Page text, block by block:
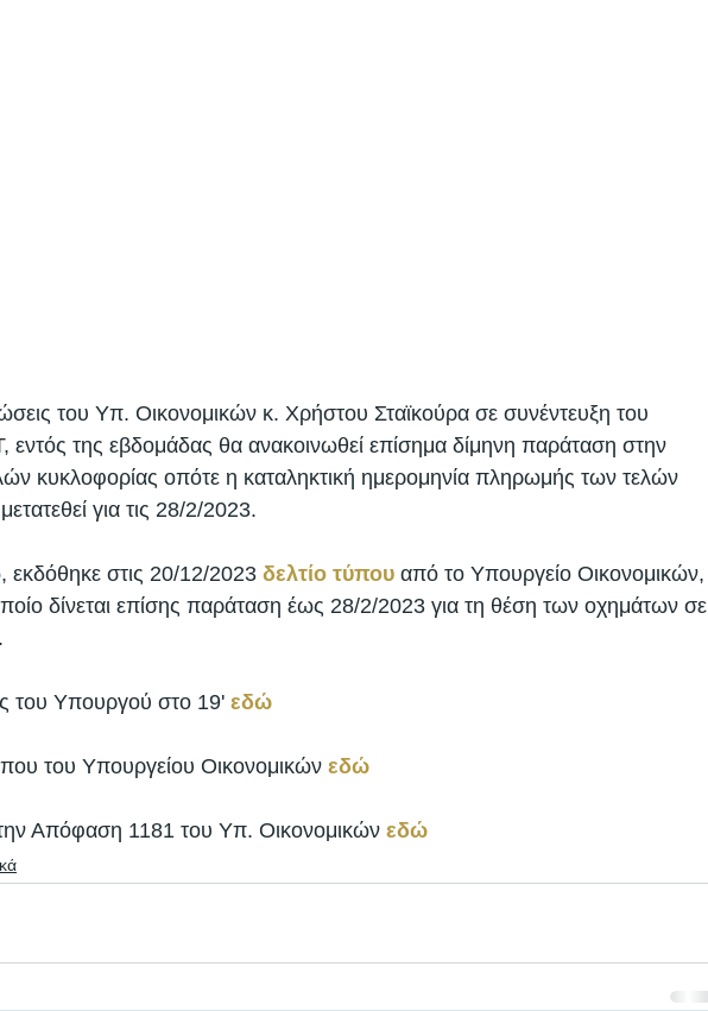
του Υπ. Οικονομικών κ. Χρήστου Σταϊκούρα σε συνέντευξη του
της εβδομάδας θα ανακοινωθεί επίσημα δίμηνη παράταση στην
κυκλοφορίας οπότε η καταληκτική ημερομηνία πληρωμής των τελών
για τις 28/2/2023.
εκδόθηκε στις 20/12/2023 δελτίο τύπου από το Υπουργείο Οικονομικών,
δίνεται επίσης παράταση έως 28/2/2023 για τη θέση των οχημάτων σε
του Υπουργού στο 19' εδώ
του Υπουργείου Οικονομικών εδώ
Απόφαση 1181 του Υπ. Οικονομικών εδώ